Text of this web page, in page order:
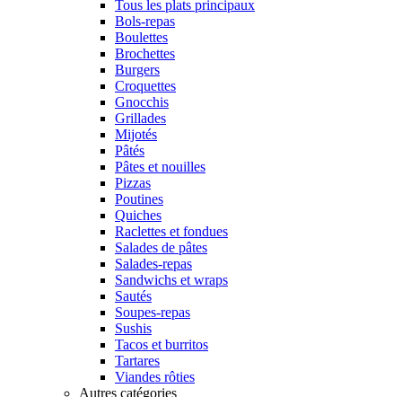
Tous les plats principaux
Bols-repas
Boulettes
Brochettes
Burgers
Croquettes
Gnocchis
Grillades
Mijotés
Pâtés
Pâtes et nouilles
Pizzas
Poutines
Quiches
Raclettes et fondues
Salades de pâtes
Salades-repas
Sandwichs et wraps
Sautés
Soupes-repas
Sushis
Tacos et burritos
Tartares
Viandes rôties
Autres catégories